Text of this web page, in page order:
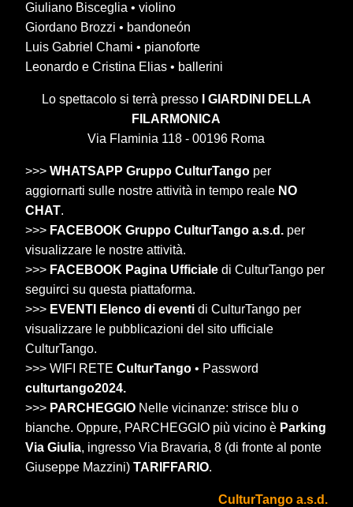
Giuliano Bisceglia • violino
Giordano Brozzi • bandoneón
Luis Gabriel Chami • pianoforte
Leonardo e Cristina Elias • ballerini
Lo spettacolo si terrà presso
I GIARDINI DELLA
FILARMONICA
Via Flaminia 118 - 00196 Roma
>>>WHATSAPP Gruppo CulturTango per
aggiornarti sulle nostre attività in tempo reale NO
CHAT.
>>> FACEBOOK Gruppo CulturTango a.s.d. per
visualizzare le nostre attività.
>>> FACEBOOK Pagina Ufficiale di CulturTango per
seguirci su questa piattaforma.
>>> EVENTI Elenco di eventi di CulturTango per
visualizzare le pubblicazioni del sito ufficiale
CulturTango.
>>> WIFI RETECulturTango • Password
culturtango2024.
>>> PARCHEGGIO Nelle vicinanze: strisce blu o
bianche. Oppure, PARCHEGGIO più vicino è Parking
Via Giulia, ingresso Via Bravaria, 8 (di fronte al ponte
Giuseppe Mazzini)TARIFFARIO.
CulturTango a.s.d.